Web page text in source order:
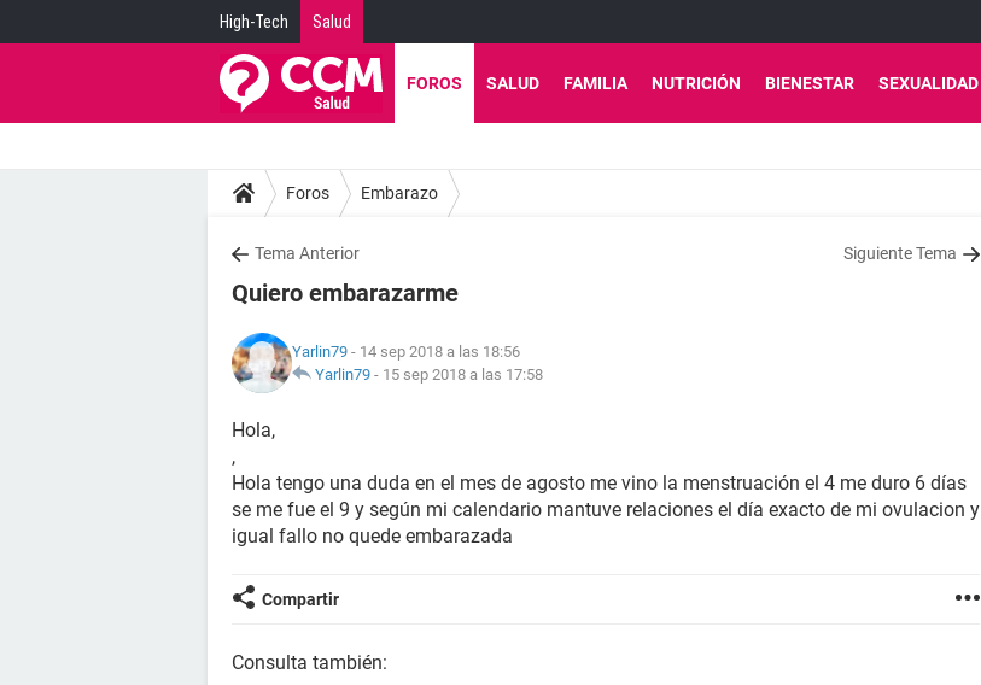
High-Tech Salud
FOROS SALUD FAMILIA NUTRICIÓN BIENESTAR SEXUALIDAD
Foros Embarazo
Tema Anterior Siguiente Tema
Quiero embarazarme
Yarlin79 - 14 sep 2018 a las 18:56
Yarlin79 - 15 sep 2018 a las 17:58
Hola,
,
Hola tengo una duda en el mes de agosto me vino la menstruación el 4 me duro 6 días
se me fue el 9 y según mi calendario mantuve relaciones el día exacto de mi ovulacion y
igual fallo no quede embarazada
Compartir
Consulta también: